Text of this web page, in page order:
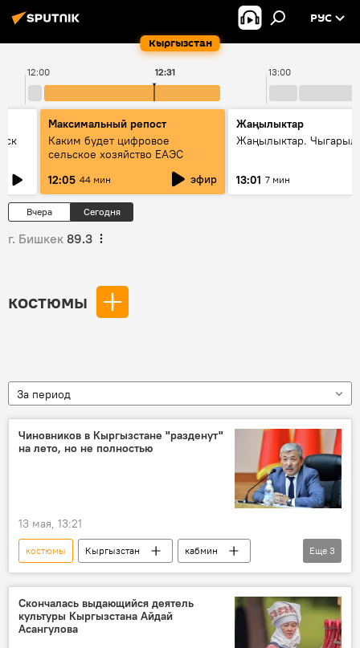
Кыргызстан
РУС
12:00 13:00
12:31
Максимальный репост
Каким будет цифровое
сельское хозяйство ЕАЭС
12:05 44 мин эфир
Жаңылыктар
Жаңылыктар.
13:01 7 мин
Вчера Сегодня
г. Бишкек 89.3
костюмы
За период
Чиновников в Кыргызстане "разденут"
на лето, но не полностью
13 мая, 13:21
костюмы Кыргызстан
кабмин
Адылбек Касымалиев
галстук
форма
Еще 3
Скончалась выдающийся деятель
культуры Кыргызстана Айдай
Асангулова